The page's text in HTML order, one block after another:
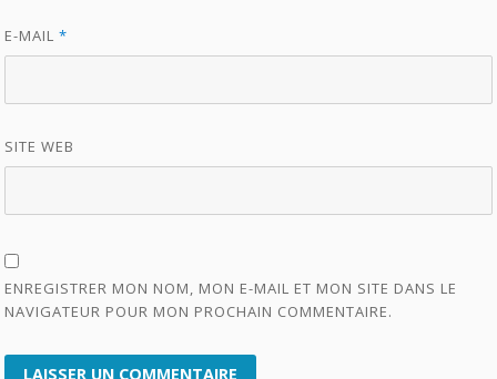
E-MAIL*
SITE WEB
ENREGISTRER MON NOM, MON E-MAIL ET MON SITE DANS LE
NAVIGATEUR POUR MON PROCHAIN COMMENTAIRE.